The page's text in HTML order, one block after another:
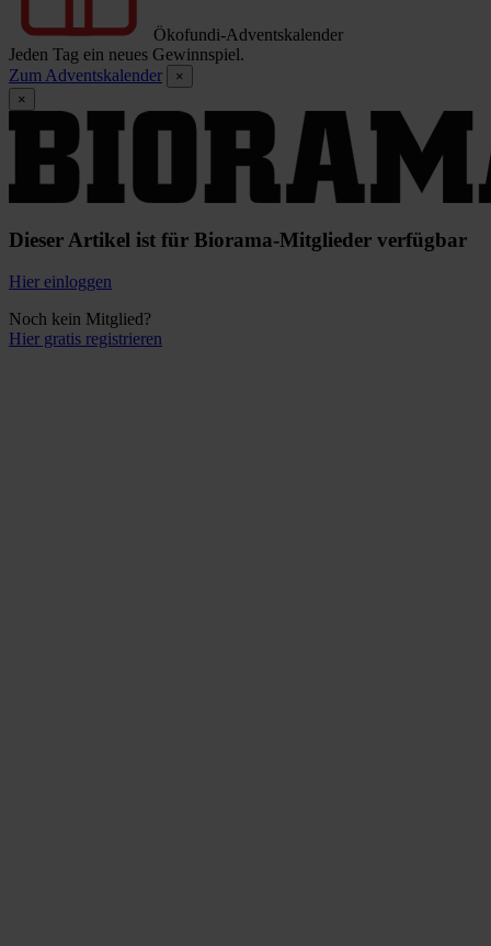
Ökofundi-Adventskalender
Jeden Tag ein neues Gewinnspiel.
Zum Adventskalender
×
×
Dieser Artikel ist für Biorama-Mitglieder verfügbar
Hier einloggen
Noch kein Mitglied?
Hier gratis registrieren